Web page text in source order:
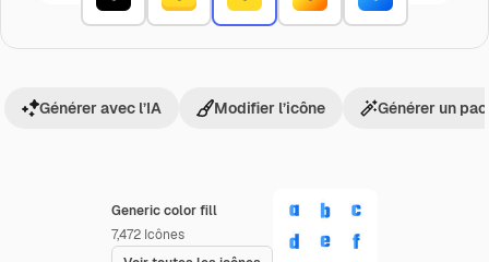
Generic color fill
7,472 Icônes
Générer avec l’IA Modifier l’icône Générer un